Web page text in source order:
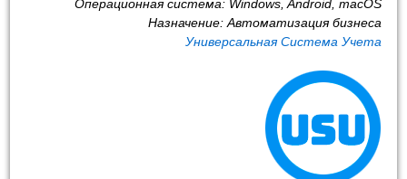
Операционная система: Windows, Android, macOS
Назначение: Автоматизация бизнеса
Универсальная Система Учета